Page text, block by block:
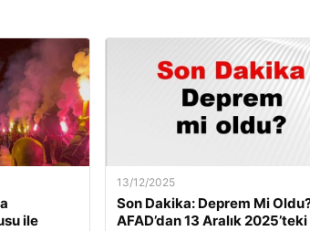
ile
13/12/2025
Son Dakika: Deprem Mi
AFAD’dan 13 Aralık